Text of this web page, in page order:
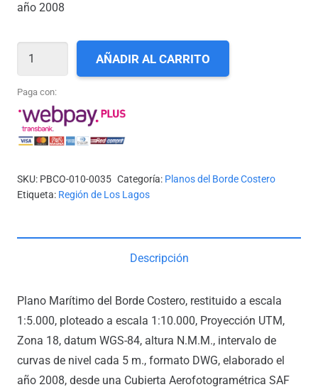
año 2008
Y
CHACAO
cantidad
AÑADIR AL CARRITO
Paga con:
SKU: PBCO-010-0035 Categoría: Planos del Borde Costero
Etiqueta: Región de Los Lagos
Descripción
Plano Marítimo del Borde Costero, restituido a escala
1:5.000, ploteado a escala 1:10.000, Proyección UTM,
Zona 18, datum WGS-84, altura N.M.M., intervalo de
curvas de nivel cada 5 m., formato DWG, elaborado el
año 2008, desde una Cubierta Aerofotogramétrica SAF